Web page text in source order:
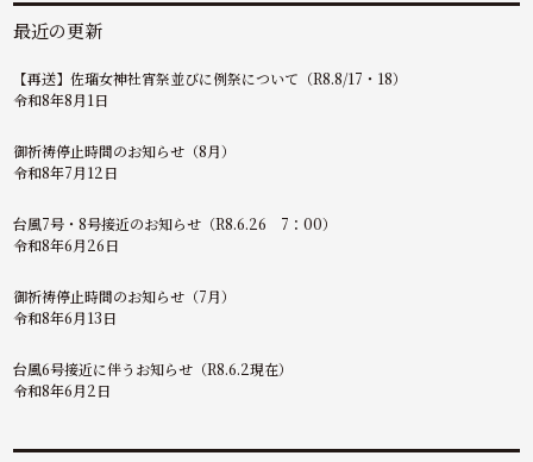
最近の更新
【再送】佐瑠女神社宵祭並びに例祭について（R8.8/17・18）
令和8年8月1日
御祈祷停止時間のお知らせ（8月）
令和8年7月12日
台風7号・8号接近のお知らせ（R8.6.26 7：00）
令和8年6月26日
御祈祷停止時間のお知らせ（7月）
令和8年6月13日
台風6号接近に伴うお知らせ（R8.6.2現在）
令和8年6月2日